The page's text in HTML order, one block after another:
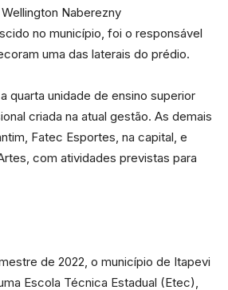
Naberezny
no município, foi o responsável
uma das laterais do prédio.
quarta unidade de ensino superior
criada na atual gestão. As demais
Fatec Esportes, na capital, e
com atividades previstas para
de 2022, o município de Itapevi
Escola Técnica Estadual (Etec),